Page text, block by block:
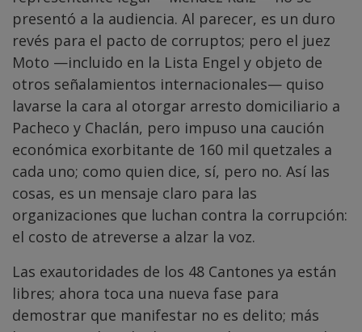
presentó a la audiencia. Al parecer, es un duro
revés para el pacto de corruptos; pero el juez
Moto —incluido en la Lista Engel y objeto de
otros señalamientos internacionales— quiso
lavarse la cara al otorgar arresto domiciliario a
Pacheco y Chaclán, pero impuso una caución
económica exorbitante de 160 mil quetzales a
cada uno; como quien dice, sí, pero no. Así las
cosas, es un mensaje claro para las
organizaciones que luchan contra la corrupción:
el costo de atreverse a alzar la voz.
Las exautoridades de los 48 Cantones ya están
libres; ahora toca una nueva fase para
demostrar que manifestar no es delito; más